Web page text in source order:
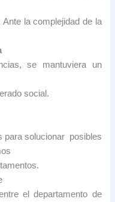
la complejidad de la
se mantuviera un
social.
para solucionar posibles
el departamento de